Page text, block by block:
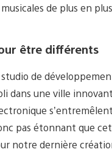
de plus en
être différents
de
dans une ville
pas étonnant que
notre dernière